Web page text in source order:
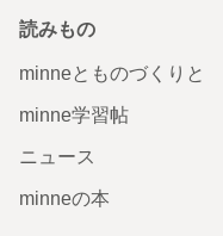
読みもの
minneとものづくりと
minne学習帖
ニュース
minneの本